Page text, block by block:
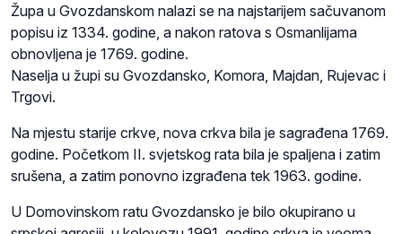
Župa u Gvozdanskom nalazi se na najstarijem sačuvanom
popisu iz 1334. godine, a nakon ratova s Osmanlijama
obnovljena je 1769. godine.
Naselja u župi su Gvozdansko, Komora, Majdan, Rujevac i
Trgovi.
Na mjestu starije crkve, nova crkva bila je sagrađena 1769.
godine. Početkom II. svjetskog rata bila je spaljena i zatim
srušena, a zatim ponovno izgrađena tek 1963. godine.
U Domovinskom ratu Gvozdansko je bilo okupirano u